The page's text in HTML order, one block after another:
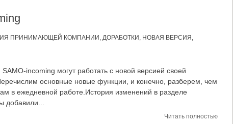
ПРИНИМАЮЩЕЙ КОМПАНИИ , ДОРАБОТКИ , НОВАЯ ВЕРСИЯ ,
SAMO-incoming могут работать с новой версией своей
основные новые функции, и конечно, разберем, чем
в ежедневной работе.История изменений в разделе
добавили...
Читать полностью